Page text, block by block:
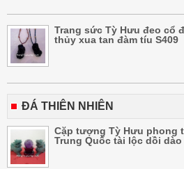
Trang sức Tỳ Hưu đeo cổ
thủy xua tan đàm tíu S409
ĐÁ THIÊN NHIÊN
Cặp tượng Tỳ Hưu phong
Trung Quốc tài lộc dồi dào